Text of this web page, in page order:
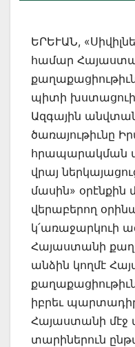
ԵՐԵՒԱՆ,
համար
պիտի
Ազգային
ծառայութիւնը
հրապարակման
վրայ
մասին» օրէնքին
վերաբերող
կ՛առաջարկուի
Հայաստանի
անձին կողմէ
իբրեւ
Հայաստանի մէջ
տարիներուն